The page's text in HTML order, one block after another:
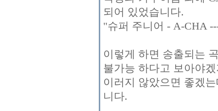
되어 있었습니다.
"슈퍼 주니어 - A-CHA
이렇게 하면 송출되는
불가능 하다고 보아야
이러지 않았으면 좋겠
니다.